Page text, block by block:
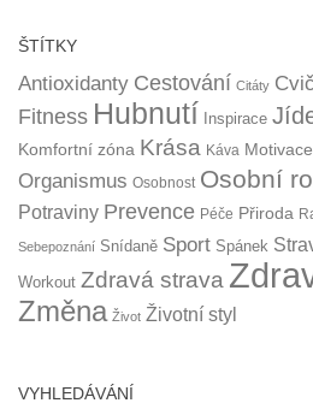
ŠTÍTKY
Antioxidanty Cestování Citáty
Fitness Hubnutí Inspirace
Komfortní zóna Krása Káva Motivace
Organismus Osobnost Osobní
Potraviny Prevence Péče Přiroda
Sebepoznání Snídaně Sport Spánek
Workout Zdravá strava
Změna Život Životní styl
VYHLEDÁVÁNÍ